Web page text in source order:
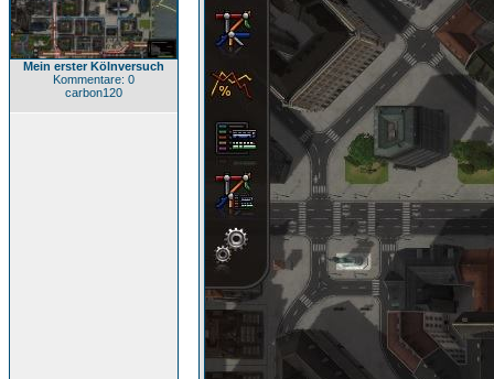
Mein erster Kölnversuch
Kommentare: 0
carbon120